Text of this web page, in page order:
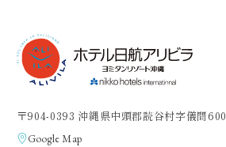
〒904-0393 沖縄県中頭郡読谷村字儀間600
Google Map